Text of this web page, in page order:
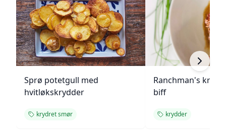
Sprø potetgull med
hvitløkskrydder
krydret smør
Ranchman's
biff
krydder